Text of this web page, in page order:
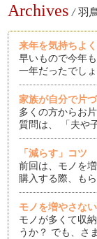
Archives / 羽
来年を気持ちよ
早いもので今年
一年だったでし
家族が自分で片
多くの方からお
質問は、 「夫や
「減らす」コツ
前回は、モノを
購入する際、も
モノを増やさな
モノが多くて収
うか？ でも、さ